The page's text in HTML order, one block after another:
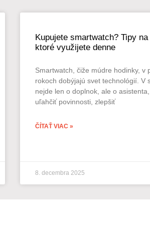
Kupujete smartwatch? Tipy
ktoré využijete denne
Smartwatch, čiže múdre hodinky, v
rokoch dobýjajú svet technológií. V
nejde len o doplnok, ale o
uľahčiť povinnosti, zlepšiť
ČÍTAŤ VIAC »
8. decembra 2025